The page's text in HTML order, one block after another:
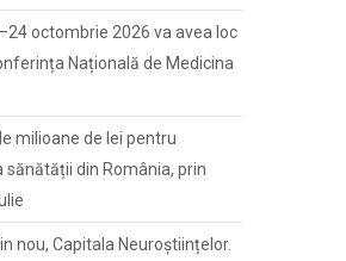
octombrie 2026 va avea loc
Națională de Medicina
milioane de lei pentru
din România, prin
nou, Capitala Neuroștiințelor.